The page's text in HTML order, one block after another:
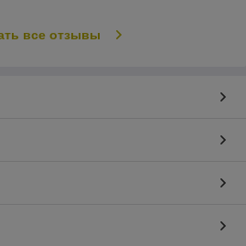
все отзывы